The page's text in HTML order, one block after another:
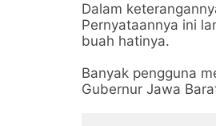
Dalam
Pernyataannya ini
buah hatinya.
Banyak pengguna
Gubernur Jawa